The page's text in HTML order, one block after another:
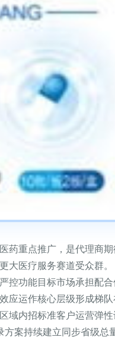
药重点推广，是代理商
大医疗服务赛道受众群
控功能目标市场承担配
应运作核心层级形成梯
域内招标准客户运营弹
案持续建立同步省级总